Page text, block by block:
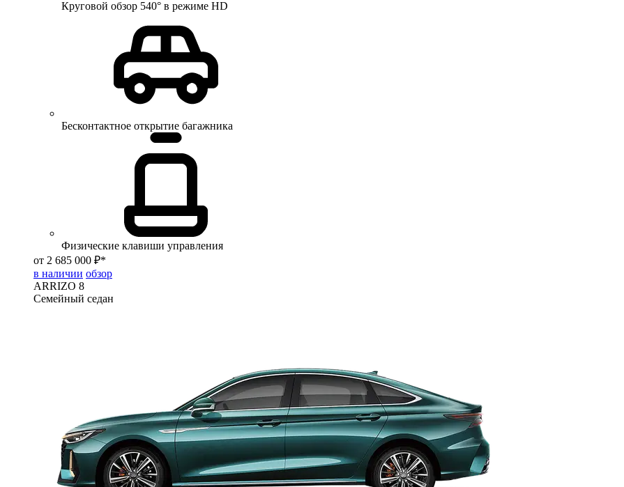
Круговой обзор 540° в режиме HD
Бесконтактное открытие багажника
Физические клавиши управления
от 2 685 000 ₽*
в наличии обзор
ARRIZO 8
Семейный седан